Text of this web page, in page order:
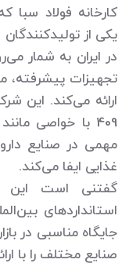
کارخانه فولاد سبا
یکی از
در ایران به شمار
تجهیزات پیشرفته،
ارائه می‌کند. این
409 با خواصی
مهمی در صنایع
غذایی ایفا می‌کند.
گفتنی است این
استانداردهای
جایگاه مناسبی در
صنایع مختلف را با